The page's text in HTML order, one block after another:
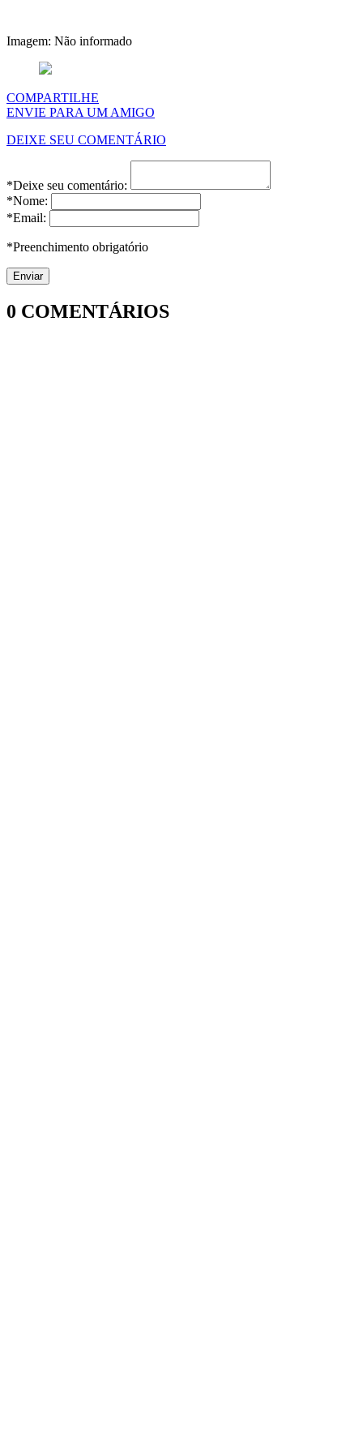
Imagem: Não informado
COMPARTILHE
ENVIE PARA UM AMIGO
DEIXE SEU COMENTÁRIO
*Deixe seu comentário:
*Nome:
*Email:
*Preenchimento obrigatório
0 COMENTÁRIOS